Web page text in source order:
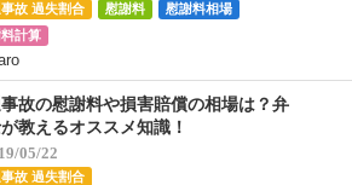
故 過失割合
慰謝料
慰謝料相場
計算
故の慰謝料や損害賠償の相場は？弁
教えるオススメ知識！
05/22
故 過失割合